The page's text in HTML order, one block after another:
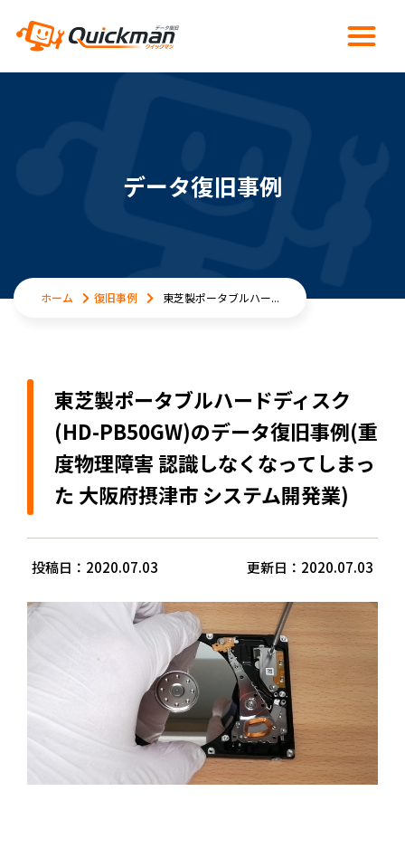
データ復旧事例
ホーム 復旧事例 東芝製ポータブルハー...
東芝製ポータブルハードディスク
(HD-PB50GW)のデータ復旧事例(重
度物理障害 認識しなくなってしまっ
た 大阪府摂津市 システム開発業)
投稿日：2020.07.03 更新日：2020.07.03